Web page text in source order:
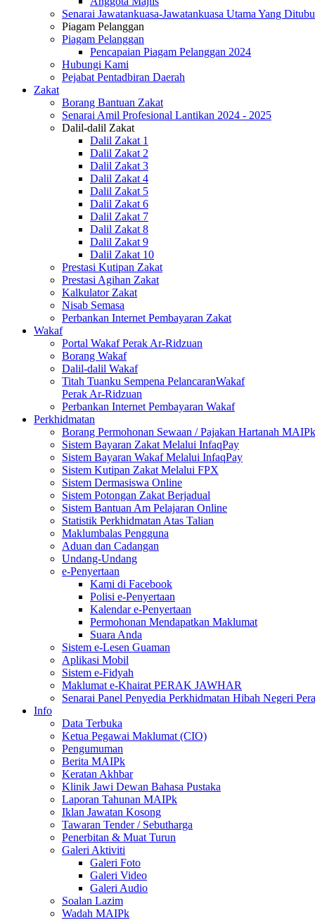
Senarai Jawatankuasa-Jawatankuasa Utama Yang
Piagam Pelanggan
Piagam Pelanggan
Pencapaian Piagam Pelanggan 2024
Hubungi Kami
Pejabat Pentadbiran Daerah
Zakat
Borang Bantuan Zakat
Senarai Amil Profesional Lantikan 2024 - 2025
Dalil-dalil Zakat
Dalil Zakat 1
Dalil Zakat 2
Dalil Zakat 3
Dalil Zakat 4
Dalil Zakat 5
Dalil Zakat 6
Dalil Zakat 7
Dalil Zakat 8
Dalil Zakat 9
Dalil Zakat 10
Prestasi Kutipan Zakat
Prestasi Agihan Zakat
Kalkulator Zakat
Nisab Semasa
Perbankan Internet Pembayaran Zakat
Wakaf
Portal Wakaf Perak Ar-Ridzuan
Borang Wakaf
Dalil-dalil Wakaf
Titah Tuanku Sempena PelancaranWakaf
Perak Ar-Ridzuan
Perbankan Internet Pembayaran Wakaf
Perkhidmatan
Borang Permohonan Sewaan / Pajakan Hartanah MAIPk
Sistem Bayaran Zakat Melalui InfaqPay
Sistem Bayaran Wakaf Melalui InfaqPay
Sistem Kutipan Zakat Melalui FPX
Sistem Dermasiswa Online
Sistem Potongan Zakat Berjadual
Sistem Bantuan Am Pelajaran Online
Statistik Perkhidmatan Atas Talian
Maklumbalas Pengguna
Aduan dan Cadangan
Undang-Undang
e-Penyertaan
Kami di Facebook
Polisi e-Penyertaan
Kalendar e-Penyertaan
Permohonan Mendapatkan Maklumat
Suara Anda
Sistem e-Lesen Guaman
Aplikasi Mobil
Sistem e-Fidyah
Maklumat e-Khairat PERAK JAWHAR
Senarai Panel Penyedia Perkhidmatan Hibah Negeri
Info
Data Terbuka
Ketua Pegawai Maklumat (CIO)
Pengumuman
Berita MAIPk
Keratan Akhbar
Klinik Jawi Dewan Bahasa Pustaka
Laporan Tahunan MAIPk
Iklan Jawatan Kosong
Tawaran Tender / Sebutharga
Penerbitan & Muat Turun
Galeri Aktiviti
Galeri Foto
Galeri Video
Galeri Audio
Soalan Lazim
Wadah MAIPk